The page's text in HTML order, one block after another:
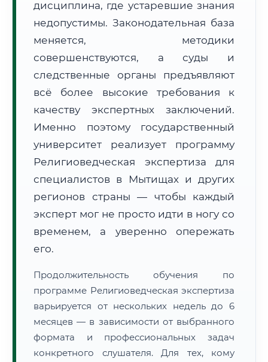
Формат учебы:
Дистанционно
🗺️ Зона обслуживания: г. Мытищи
• Маршрут транзита: ~2 799 км
📜 Документы и аккредитация ФИС ФРДО
Нажмите на документ для увеличения и просмотра
дисциплина, где устаревшие знания
недопустимы. Законодательная база
меняется, методики
совершенствуются, а суды и
следственные органы предъявляют
всё более высокие требования к
качеству экспертных заключений.
Именно поэтому государственный
университет реализует программу
Религиоведческая экспертиза для
специалистов в Мытищах и других
регионов страны — чтобы каждый
эксперт мог не просто идти в ногу со
временем, а уверенно опережать
его.
Продолжительность обучения по
программе Религиоведческая экспертиза
варьируется от нескольких недель до 6
месяцев — в зависимости от выбранного
формата и профессиональных задач
конкретного слушателя. Для тех, кому